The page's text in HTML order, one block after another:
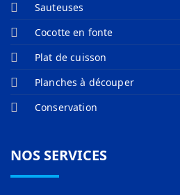
Sauteuses
Cocotte en fonte
Plat de cuisson
Planches à découper
Conservation
NOS SERVICES